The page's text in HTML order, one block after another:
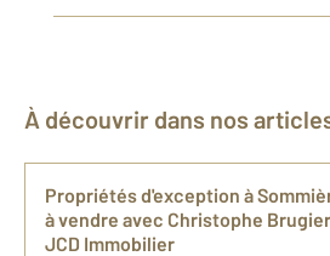
À découvrir dans nos
Propriétés d'exception à
à vendre avec Christophe
JCD Immobilier